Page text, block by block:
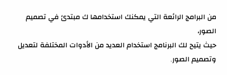
من البرامج الرائعة التي يمكنك استخدامها ك مبتدئ في تصميم
الصور،
حيث يتيح لك البرنامج استخدام العديد من الأدوات المختلفة لتعديل
وتصميم الصور.